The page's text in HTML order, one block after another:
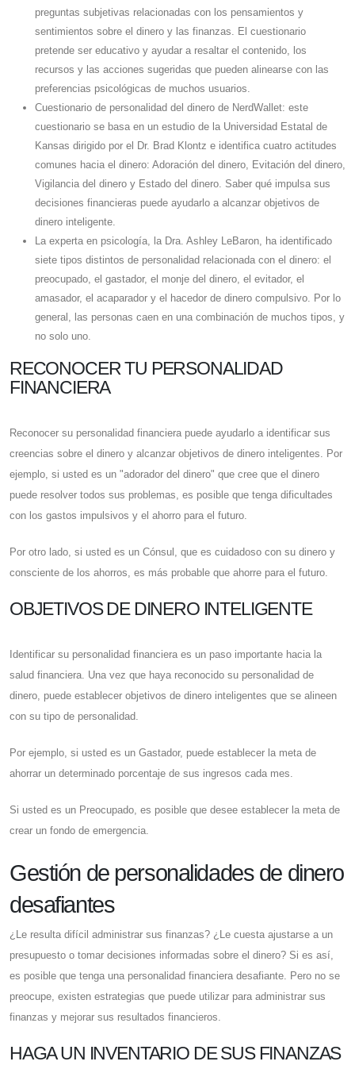
preguntas subjetivas relacionadas con los pensamientos y
sentimientos sobre el dinero y las finanzas. El cuestionario
pretende ser educativo y ayudar a resaltar el contenido, los
recursos y las acciones sugeridas que pueden alinearse con las
preferencias psicológicas de muchos usuarios.
Cuestionario de personalidad del dinero de NerdWallet: este
cuestionario se basa en un estudio de la Universidad Estatal de
Kansas dirigido por el Dr. Brad Klontz e identifica cuatro actitudes
comunes hacia el dinero: Adoración del dinero, Evitación del dinero,
Vigilancia del dinero y Estado del dinero. Saber qué impulsa sus
decisiones financieras puede ayudarlo a alcanzar objetivos de
dinero inteligente.
La experta en psicología, la Dra. Ashley LeBaron, ha identificado
siete tipos distintos de personalidad relacionada con el dinero: el
preocupado, el gastador, el monje del dinero, el evitador, el
amasador, el acaparador y el hacedor de dinero compulsivo. Por lo
general, las personas caen en una combinación de muchos tipos, y
no solo uno.
RECONOCER TU PERSONALIDAD
FINANCIERA
Reconocer su personalidad financiera puede ayudarlo a identificar sus
creencias sobre el dinero y alcanzar objetivos de dinero inteligentes. Por
ejemplo, si usted es un "adorador del dinero" que cree que el dinero
puede resolver todos sus problemas, es posible que tenga dificultades
con los gastos impulsivos y el ahorro para el futuro.
Por otro lado, si usted es un Cónsul, que es cuidadoso con su dinero y
consciente de los ahorros, es más probable que ahorre para el futuro.
OBJETIVOS DE DINERO INTELIGENTE
Identificar su personalidad financiera es un paso importante hacia la
salud financiera. Una vez que haya reconocido su personalidad de
dinero, puede establecer objetivos de dinero inteligentes que se alineen
con su tipo de personalidad.
Por ejemplo, si usted es un Gastador, puede establecer la meta de
ahorrar un determinado porcentaje de sus ingresos cada mes.
Si usted es un Preocupado, es posible que desee establecer la meta de
crear un fondo de emergencia.
Gestión de personalidades de dinero
desafiantes
¿Le resulta difícil administrar sus finanzas? ¿Le cuesta ajustarse a un
presupuesto o tomar decisiones informadas sobre el dinero? Si es así,
es posible que tenga una personalidad financiera desafiante. Pero no se
preocupe, existen estrategias que puede utilizar para administrar sus
finanzas y mejorar sus resultados financieros.
HAGA UN INVENTARIO DE SUS FINANZAS